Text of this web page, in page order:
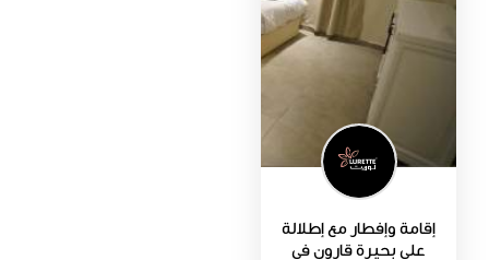
إقامة وإفطار مع إطلالة
على بحيرة قارون في